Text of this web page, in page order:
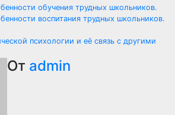
обучения трудных школьников.
воспитания трудных школьников.
психологии и её связь с другими
От admin